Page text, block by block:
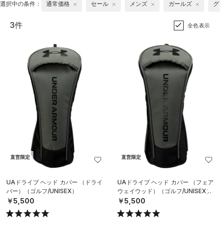
選択中の条件： 通常価格 セール メンズ ガールズ
3件 全色表示
直営限定
UAドライブ ヘッド カバー （ドライ
バー）（ゴルフ/UNISEX）
￥5,500
直営限定
UAドライブ ヘッド カバー （フェア
ウェイウッド）（ゴルフ/UNISEX）
￥5,500